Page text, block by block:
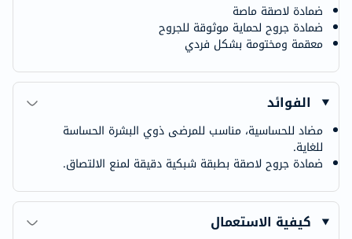
ضمادة لاصقة ماصة
ضمادة جروح لحماية موثوقة للجروح
معقمة ومختومة بشكل فردي
الفوائد
مضاد للحساسية، مناسب للمرضى ذوي البشرة الحساسة
للغاية.
ضمادة جروح لاصقة بطبقة شبكية دقيقة لمنع الالتصاق.
كيفية الاستعمال